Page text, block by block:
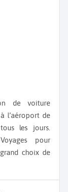
de voiture
l’aéroport de
les jours.
pour
choix de